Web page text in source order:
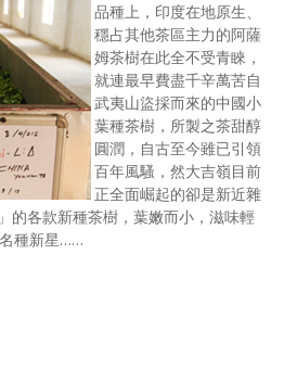
品種上，印度在地原生、
穩占其他茶區主力的阿薩
姆茶樹在此全不受青睞，
就連最早費盡千辛萬苦自
武夷山盜採而來的中國小
葉種茶樹，所製之茶甜醇
圓潤，自古至今雖已引領
百年風騷，然大吉嶺目前
正全面崛起的卻是新近雜
的各款新種茶樹，葉嫩而小，滋味輕
種新星……